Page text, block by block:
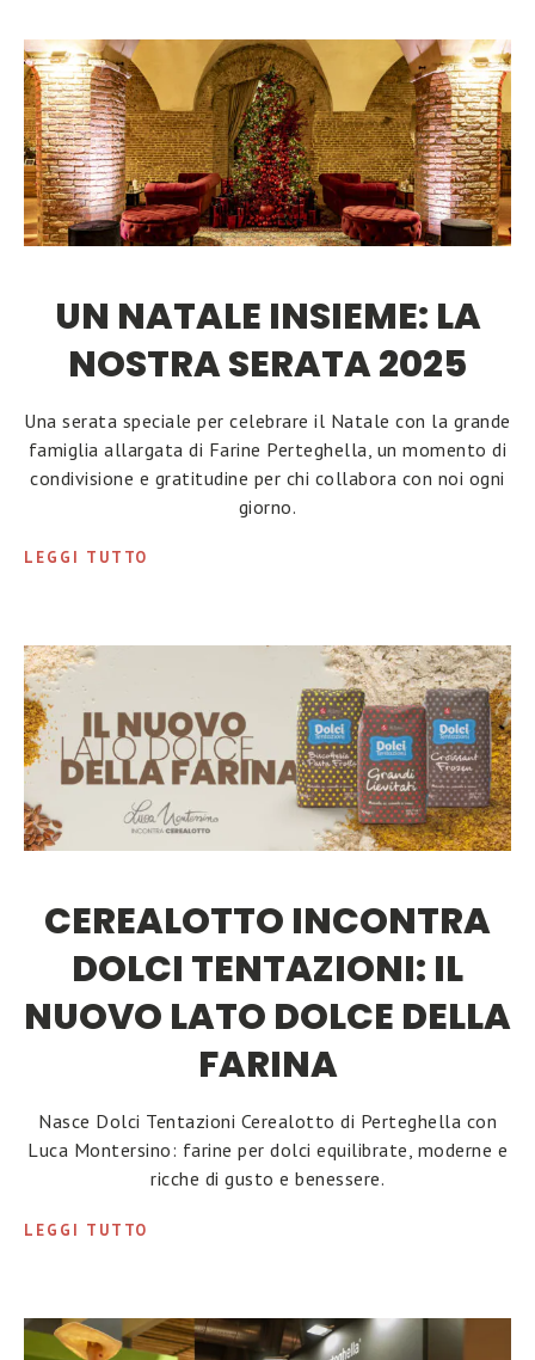
UN NATALE INSIEME: LA
NOSTRA SERATA 2025
Una serata speciale per celebrare il Natale con la grande
famiglia allargata di Farine Perteghella, un momento di
condivisione e gratitudine per chi collabora con noi ogni
giorno.
LEGGI TUTTO
CEREALOTTO INCONTRA
DOLCI TENTAZIONI: IL
NUOVO LATO DOLCE DELLA
FARINA
Nasce Dolci Tentazioni Cerealotto di Perteghella con
Luca Montersino: farine per dolci equilibrate, moderne e
ricche di gusto e benessere.
LEGGI TUTTO